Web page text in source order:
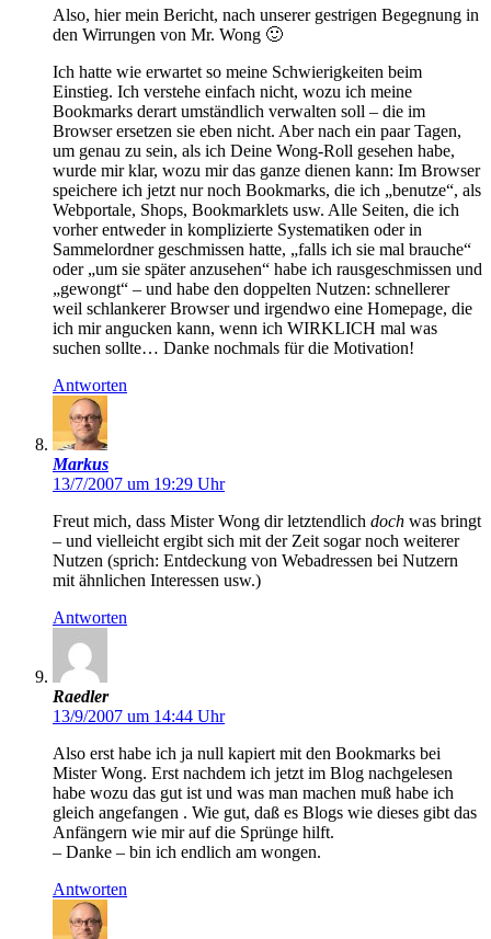
Also, hier mein Bericht, nach unserer gestrigen Begegnung in
den Wirrungen von Mr. Wong 🙂
Ich hatte wie erwartet so meine Schwierigkeiten beim
Einstieg. Ich verstehe einfach nicht, wozu ich meine
Bookmarks derart umständlich verwalten soll – die im
Browser ersetzen sie eben nicht. Aber nach ein paar Tagen,
um genau zu sein, als ich Deine Wong-Roll gesehen habe,
wurde mir klar, wozu mir das ganze dienen kann: Im Browser
speichere ich jetzt nur noch Bookmarks, die ich „benutze“, als
Webportale, Shops, Bookmarklets usw. Alle Seiten, die ich
vorher entweder in komplizierte Systematiken oder in
Sammelordner geschmissen hatte, „falls ich sie mal brauche“
oder „um sie später anzusehen“ habe ich rausgeschmissen und
„gewongt“ – und habe den doppelten Nutzen: schnellerer
weil schlankerer Browser und irgendwo eine Homepage, die
ich mir angucken kann, wenn ich WIRKLICH mal was
suchen sollte… Danke nochmals für die Motivation!
Antworten
Markus
13/7/2007 um 19:29 Uhr
Freut mich, dass Mister Wong dir letztendlich doch was bringt
– und vielleicht ergibt sich mit der Zeit sogar noch weiterer
Nutzen (sprich: Entdeckung von Webadressen bei Nutzern
mit ähnlichen Interessen usw.)
Antworten
Raedler
13/9/2007 um 14:44 Uhr
Also erst habe ich ja null kapiert mit den Bookmarks bei
Mister Wong. Erst nachdem ich jetzt im Blog nachgelesen
habe wozu das gut ist und was man machen muß habe ich
gleich angefangen . Wie gut, daß es Blogs wie dieses gibt das
Anfängern wie mir auf die Sprünge hilft.
– Danke – bin ich endlich am wongen.
Antworten